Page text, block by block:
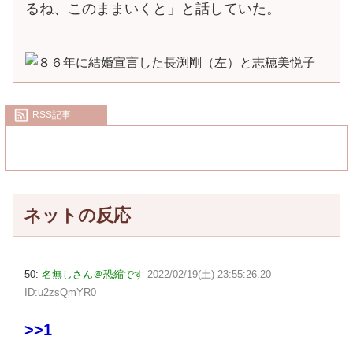
るね、このままいくと」と話していた。
RSS記事
ネットの反応
50: 名無しさん＠恐縮です 2022/02/19(土) 23:55:26.20
ID:u2zsQmYR0
>>1